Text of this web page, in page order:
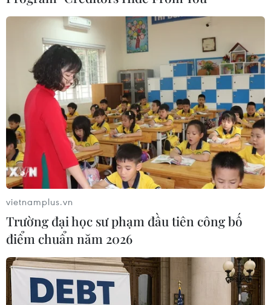
Ngược lại, một số quốc gia ở miền nam châu
Phi, nơi có quần thể voi lớn hơn và được bảo vệ
tốt hơn, tuyên bố rằng ho có quyền bán ngà voi
của họ đã được đăng ký./.
(TTXVN/Vietnam+)
vietnamplus.vn
Trường đại học sư phạm đầu tiên công bố
điểm chuẩn năm 2026